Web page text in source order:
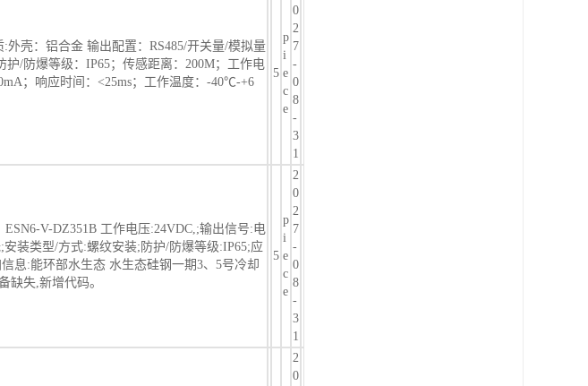
外壳：铝合金 输出配置：RS485/开关量/模拟量
/防爆等级：IP65；传感距离：200M；工作电
；响应时间：<25ms；工作温度：-40℃-+6
5
p
i
e
c
e
0
2
7
-
0
8
-
3
1
V-DZ351B 工作电压:24VDC,;输出信号:电
装类型/方式:螺纹安装;防护/防爆等级:IP65;应
息:能环部水生态 水生态硅钢一期3、5号冷却
缺失,新增代码。
5
p
i
e
c
e
2
0
2
7
-
0
8
-
3
1
2
0